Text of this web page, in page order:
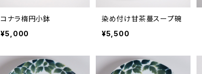
コナラ楕円小鉢
¥5,000
染め付け甘茶蔓スープ碗
¥5,500